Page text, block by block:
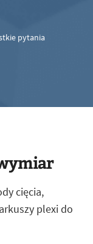
pytania
cięcia,
plexi do